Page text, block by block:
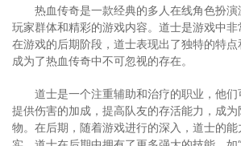
热血传奇是一款经典的多人在线角色扮
玩家群体和精彩的游戏内容。道士是游戏中非
在游戏的后期阶段，道士表现出了独特的特点
成为了热血传奇中不可忽视的存在。
道士是一个注重辅助和治疗的职业，他
提供伤害的加成，提高队友的存活能力，成为
物。在后期，随着游戏进行的深入，道士的